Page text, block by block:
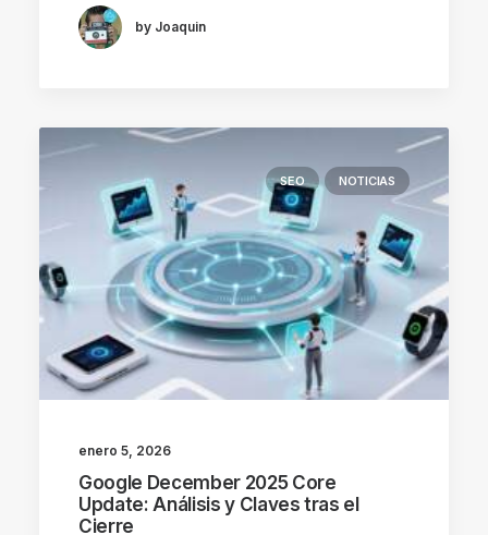
by Joaquin
SEO NOTICIAS
enero 5, 2026
Google December 2025 Core
Update: Análisis y Claves tras el
Cierre